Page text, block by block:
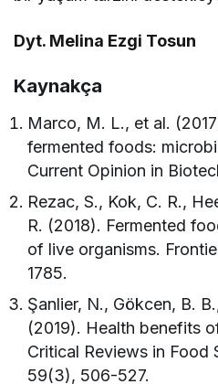
Dyt. Melina Ezgi Tosun
Kaynakça
Marco, M. L., et al.
fermented foods:
Current Opinion in
Rezac, S., Kok, C. R.,
R. (2018). Fermented
of live organisms.
1785.
Şanlier, N., Gökcen, B.
(2019). Health benefits
Critical Reviews in Food
59(3), 506-527.